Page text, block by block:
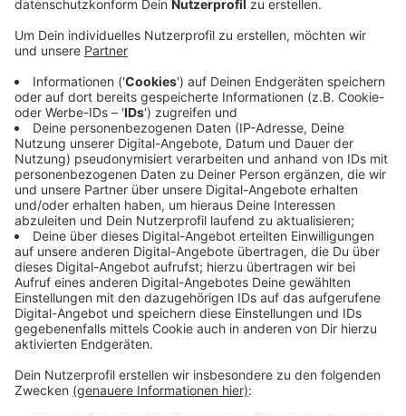
©BMDV
Anzeige
Was brauchen wir dafür?
Anzeige
Für diedigitale Zulassungwerden ein Personalausweis
mit aktivierter Online-Ausweisfunktion und die
AusweisApp2 benötigt. Außerdem wird die
Zulassungsbescheinigung Teil II benötigt, früher
Fahrzeugbrief genannt. Darauf ist ein verdeckter
Sicherheitscode, der angegeben werden muss. Somit